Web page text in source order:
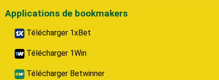
Applications de bookmakers
Télécharger 1xBet
Télécharger 1Win
Télécharger Betwinner